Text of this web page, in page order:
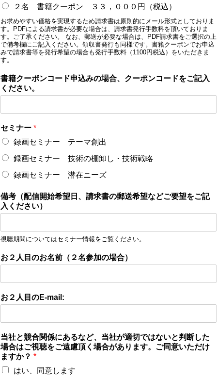
２名 書籍クーポン ３３，０００円（税込）
お求めやすい価格を実現するため請求書は原則的にメール形式としておりま
す。PDFによる請求書が必要な場合は、請求書発行手数料を頂いておりま
す。ご了承ください。 なお、郵送が必要な場合は、PDF請求書をご選択の上
で備考欄にご記入ください。領収書発行も同様です。書籍クーポンでお申込
みで請求書等を発行希望の場合も発行手数料（1100円税込）をいただきま
す。
書籍クーポンコード申込みの場合、クーポンコードをご記入
ください。
セミナー *
録画セミナー テーマ創出
録画セミナー 技術の棚卸し・技術戦略
録画セミナー 潜在ニーズ
備考（配信開始希望日、請求書の郵送希望などご要望をご記
入ください）
視聴期間についてはセミナー情報をご覧ください。
お２人目のお名前（２名参加の場合）
お２人目のE-mail:
当社と競合関係にあるなど、当社が適切ではないと判断した
場合はご視聴をご遠慮頂く場合があります。ご同意いただけ
ますか？ *
はい、同意します